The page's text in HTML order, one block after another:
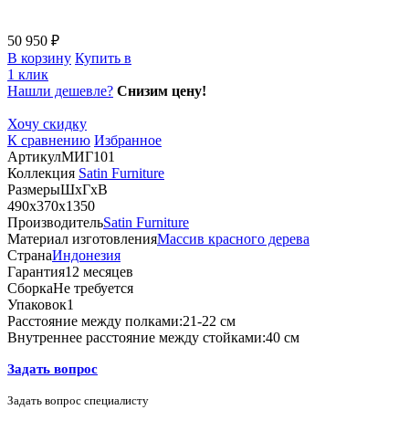
50 950 ₽
В корзину Купить в
1 клик
Нашли дешевле? Снизим цену!
Хочу скидку
К сравнению Избранное
АртикулМИГ101
Коллекция Satin Furniture
РазмерыШхГхВ
490х370х1350
ПроизводительSatin Furniture
Материал изготовленияМассив красного дерева
СтранаИндонезия
Гарантия12 месяцев
СборкаНе требуется
Упаковок1
Расстояние между полками:21-22 см
Внутреннее расстояние между стойками:40 см
Задать вопрос
Задать вопрос специалисту